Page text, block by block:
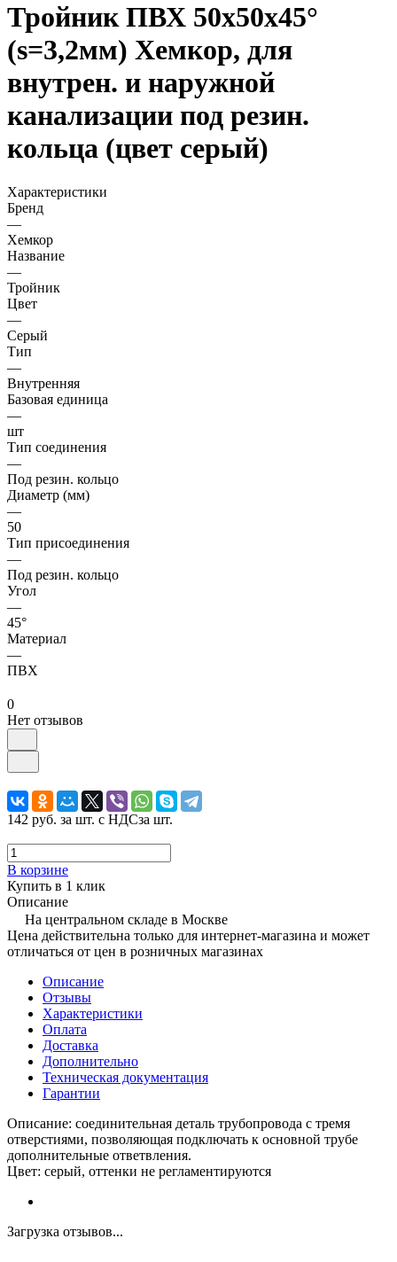
Тройник ПВХ 50х50х45°
(s=3,2мм) Хемкор, для
внутрен. и наружной
канализации под резин.
кольца (цвет серый)
Характеристики
Бренд
—
Хемкор
Название
—
Тройник
Цвет
—
Серый
Тип
—
Внутренняя
Базовая единица
—
шт
Тип соединения
—
Под резин. кольцо
Диаметр (мм)
—
50
Тип присоединения
—
Под резин. кольцо
Угол
—
45°
Материал
—
ПВХ
0
Нет отзывов
142 руб. за шт. с НДСза шт.
В корзине
Купить в 1 клик
Описание
На центральном складе в Москве
Цена действительна только для интернет-магазина и может
отличаться от цен в розничных магазинах
Описание
Отзывы
Характеристики
Оплата
Доставка
Дополнительно
Техническая документация
Гарантии
Описание: соединительная деталь трубопровода с тремя
отверстиями, позволяющая подключать к основной трубе
дополнительные ответвления.
Цвет: серый, оттенки не регламентируются
Загрузка отзывов...